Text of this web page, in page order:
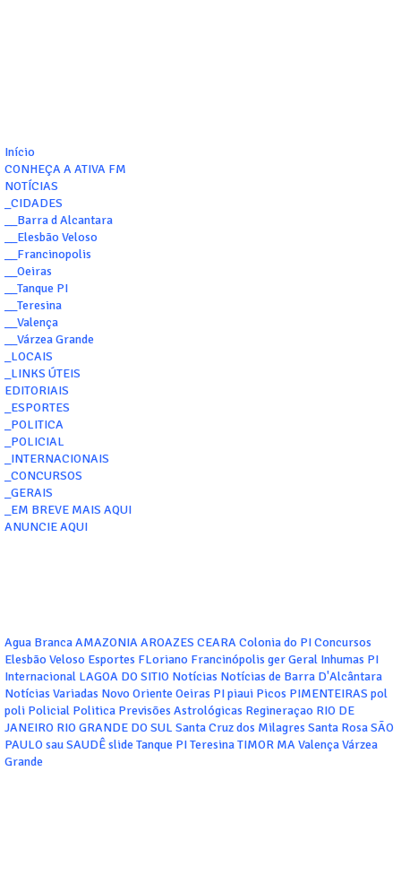
Início
CONHEÇA A ATIVA FM
NOTÍCIAS
_CIDADES
__Barra d Alcantara
__Elesbão Veloso
__Francinopolis
__Oeiras
__Tanque PI
__Teresina
__Valença
__Várzea Grande
_LOCAIS
_LINKS ÚTEIS
EDITORIAIS
_ESPORTES
_POLITICA
_POLICIAL
_INTERNACIONAIS
_CONCURSOS
_GERAIS
_EM BREVE MAIS AQUI
ANUNCIE AQUI
Agua BrancaAMAZONIAAROAZES CEARAColonia do PIConcursos
Elesbão Veloso Esportes FLoriano Francinópolis gerGeral Inhumas PI
Internacional LAGOA DO SITIO Notícias Notícias de Barra D'Alcântara
Notícias Variadas Novo Oriente Oeiras PIpiaui Picos PIMENTEIRAS pol
poli Policial Politica Previsões Astrológicas Regineraçao RIO DE
JANEIRO RIO GRANDE DO SUL Santa Cruz dos Milagres Santa RosaSÃO
PAULOsauSAUDÊslide Tanque PITeresinaTIMOR MAValençaVárzea
Grande